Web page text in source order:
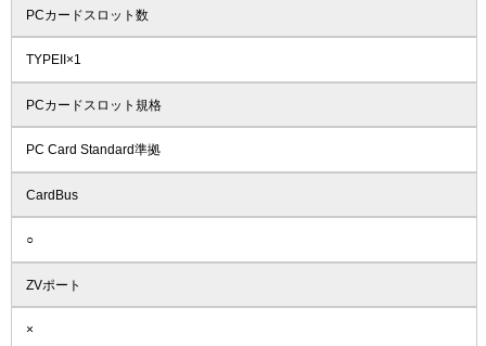
PCカードスロット数
TYPEII×1
PCカードスロット規格
PC Card Standard準拠
CardBus
○
ZVポート
×